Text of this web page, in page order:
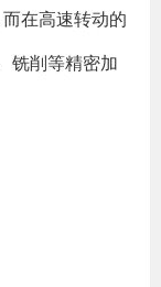
在高速转动的
铣削等精密加